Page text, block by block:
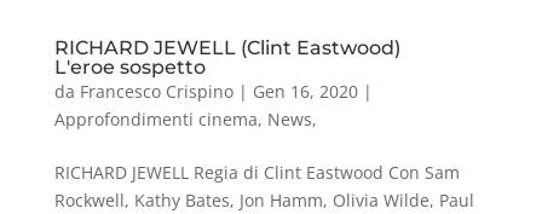
RICHARD JEWELL (Clint Eastwood)
L'eroe sospetto
da Francesco Crispino| Gen 16, 2020|
Approfondimenti cinema, News,
RICHARD JEWELL Regia di Clint Eastwood Con Sam
Rockwell, Kathy Bates, Jon Hamm, Olivia Wilde, Paul